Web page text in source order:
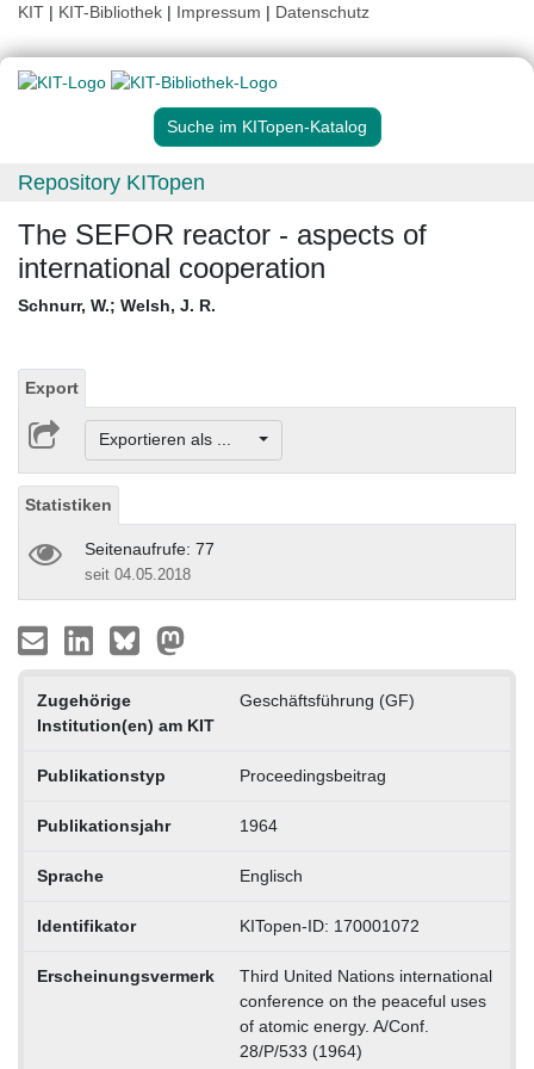
KIT | KIT-Bibliothek | Impressum | Datenschutz
Suche im KITopen-Katalog
Repository KITopen
The SEFOR reactor - aspects of
international cooperation
Schnurr, W.; Welsh, J. R.
Export
Exportieren als ...
Statistiken
Seitenaufrufe: 77
seit 04.05.2018
Zugehörige
Institution(en) am KIT
Geschäftsführung (GF)
Publikationstyp Proceedingsbeitrag
Publikationsjahr 1964
Sprache Englisch
Identifikator KITopen-ID: 170001072
Erscheinungsvermerk
Third United Nations international
conference on the peaceful uses
of atomic energy. A/Conf.
28/P/533 (1964)